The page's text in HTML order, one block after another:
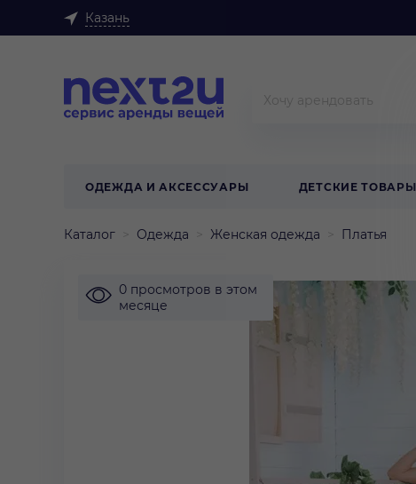
Казань
ОДЕЖДА И АКСЕССУАРЫ ДЕТСКИЕ ТОВАРЫ
Каталог Одежда Женская одежда Платья
0 просмотров в этом
месяце